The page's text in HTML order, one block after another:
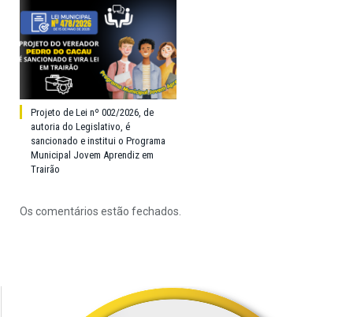
Projeto de Lei nº 002/2026, de
autoria do Legislativo, é
sancionado e institui o Programa
Municipal Jovem Aprendiz em
Trairão
Os comentários estão fechados.